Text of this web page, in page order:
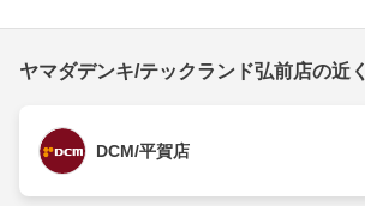
ヤマダデンキ/テックランド弘前店の近
DCM/平賀店